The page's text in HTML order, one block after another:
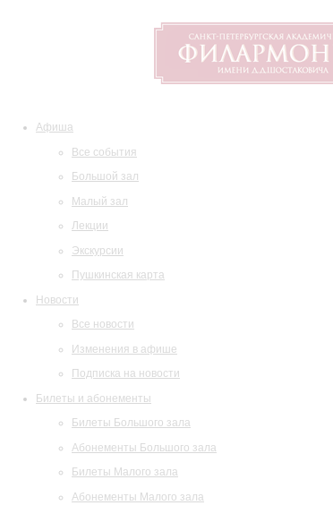
Афиша
Все события
Большой зал
Малый зал
Лекции
Экскурсии
Пушкинская карта
Новости
Все новости
Изменения в афише
Подписка на новости
Билеты и абонементы
Билеты Большого зала
Абонементы Большого зала
Билеты Малого зала
Абонементы Малого зала